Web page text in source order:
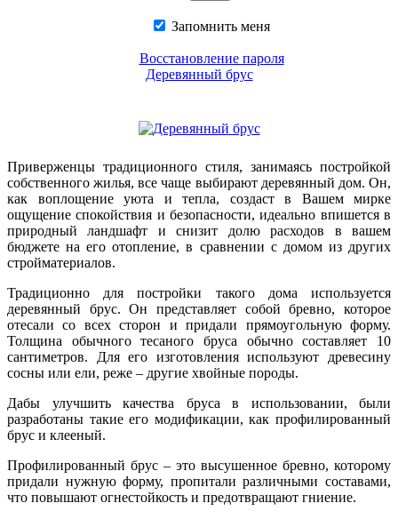
Запомнить меня
Восстановление пароля
Деревянный брус
Приверженцы традиционного стиля, занимаясь постройкой
собственного жилья, все чаще выбирают деревянный дом. Он,
как воплощение уюта и тепла, создаст в Вашем мирке
ощущение спокойствия и безопасности, идеально впишется в
природный ландшафт и снизит долю расходов в вашем
бюджете на его отопление, в сравнении с домом из других
стройматериалов.
Традиционно для постройки такого дома используется
деревянный брус. Он представляет собой бревно, которое
отесали со всех сторон и придали прямоугольную форму.
Толщина обычного тесаного бруса обычно составляет 10
сантиметров. Для его изготовления используют древесину
сосны или ели, реже – другие хвойные породы.
Дабы улучшить качества бруса в использовании, были
разработаны такие его модификации, как профилированный
брус и клееный.
Профилированный брус – это высушенное бревно, которому
придали нужную форму, пропитали различными составами,
что повышают огнестойкость и предотвращают гниение.